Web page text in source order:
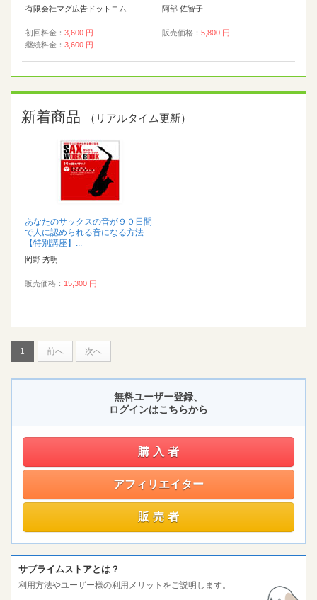
有限会社マグ広告ドットコム
初回料金： 3,600 円
継続料金： 3,600 円
阿部 佐智子
販売価格： 5,800 円
新着商品 （リアルタイム更新）
あなたのサックスの音が９０日間
で人に認められる音になる方法
【特別講座】...
岡野 秀明
販売価格： 15,300 円
1 前へ 次へ
無料ユーザー登録、
ログインはこちらから
購入者
アフィリエイター
販売者
サブライムストアとは？
利用方法やユーザー様の利用メリットをご説明します。